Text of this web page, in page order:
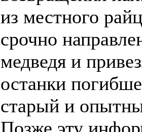
из местного
срочно
медведя и
останки
старый и